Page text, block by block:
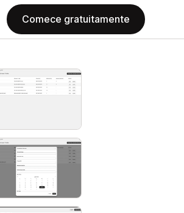
Comece gratuitamente